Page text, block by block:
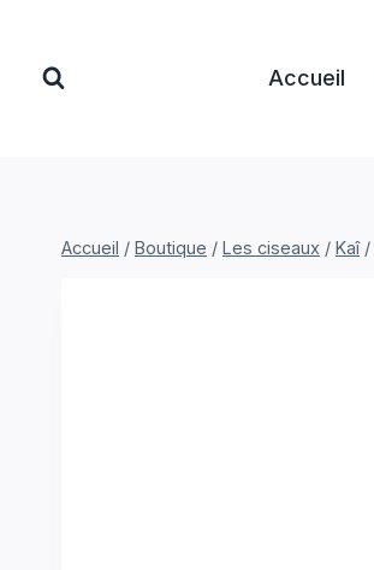
contenu
Accueil
Accueil / Boutique / Les ciseaux / Kaî /